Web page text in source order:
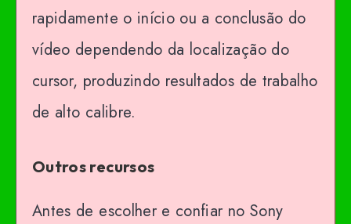
rapidamente o início ou a conclusão do
vídeo dependendo da localização do
cursor, produzindo resultados de trabalho
de alto calibre.
Outros recursos
Antes de escolher e confiar no Sony